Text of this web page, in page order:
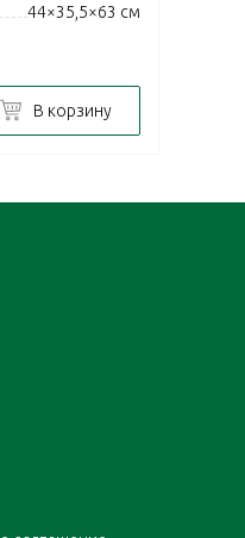
44×35,5×63 см
В корзину